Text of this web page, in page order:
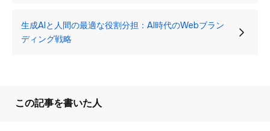
生成AIと人間の最適な役割分担：AI時代のWebブラン
ディング戦略
この記事を書いた人